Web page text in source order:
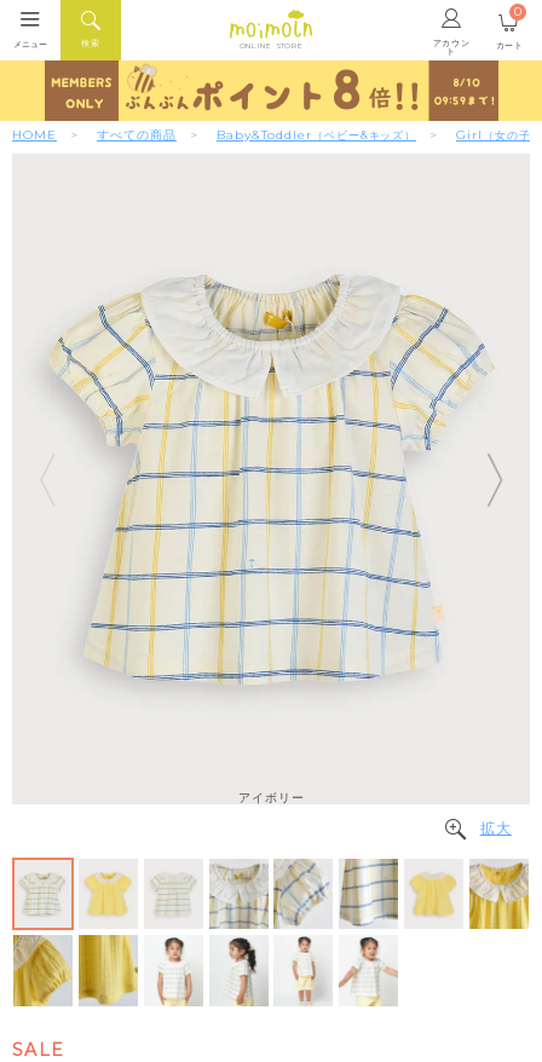
ONLINE STORE アカウン
ト
検索
メニュー カート
0
HOME すべての商品 Baby&Toddler （ベビー&キッズ） Girl （女の子）
アイボリー
拡大
SALE